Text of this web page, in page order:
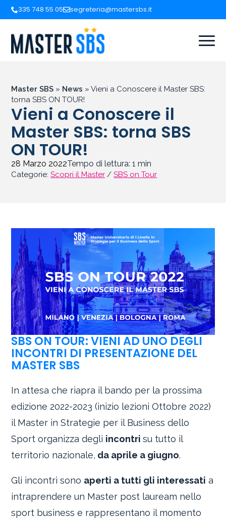
335 748 55 05 segreteria@mastersbs.it
Master SBS » News » Vieni a Conoscere il Master SBS:
torna SBS ON TOUR!
Vieni a Conoscere il
Master SBS: torna SBS
ON TOUR!
28 Marzo 2022Tempo di lettura:1 min
Categorie:Scopri il Master /SBS on Tour
SBS ON TOUR: VIENI AD UNO DEGLI
INCONTRI DI PRESENTAZIONE DEL
MASTER SBS
In attesa che riapra il bando per la prossima
edizione 2022-2023 (inizio lezioni Ottobre 2022)
il Master in Strategie per il Business dello
Sport organizza degli incontrisu tutto il
territorio nazionale, da aprile a giugno.
Gli incontri sono aperti a tutti gli interessati a
intraprendere un Master post lauream nello
sport business e rappresentano il momento